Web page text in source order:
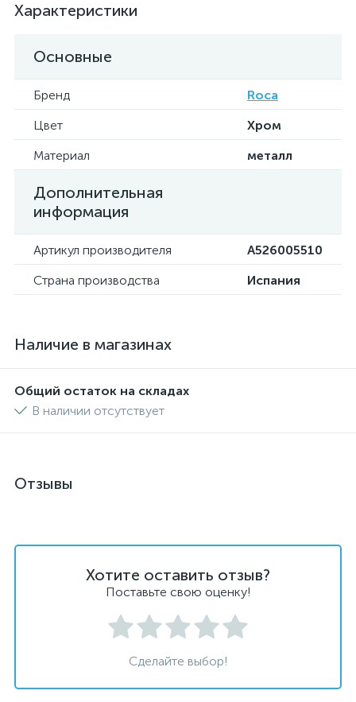
Характеристики
Основные
Бренд
Roca
Цвет
Хром
Материал
металл
Дополнительная
информация
Артикул производителя
A526005510
Страна производства
Испания
Наличие в магазинах
Общий остаток на складах
В наличии отсутствует
Отзывы
Хотите оставить отзыв?
Поставьте свою оценку!
Сделайте выбор!